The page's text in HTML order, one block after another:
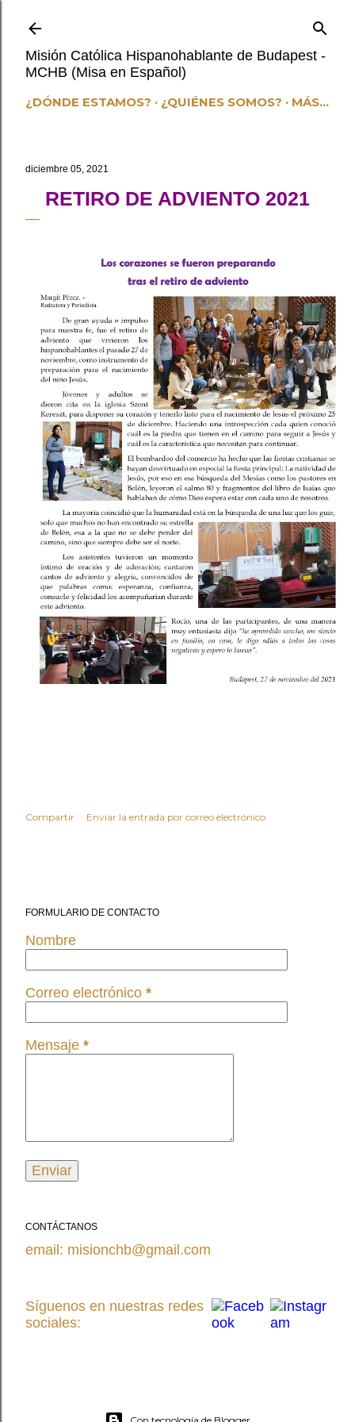
Misión Católica Hispanohablante de Budapest -
MCHB (Misa en Español)
¿DÓNDE ESTAMOS? ¿QUIÉNES SOMOS? MÁS…
diciembre 05, 2021
RETIRO DE ADVIENTO 2021
Compartir Enviar la entrada por correo electrónico
FORMULARIO DE CONTACTO
Nombre
Correo electrónico *
Mensaje *
CONTÁCTANOS
email: misionchb@gmail.com
Síguenos en nuestras redes
sociales: